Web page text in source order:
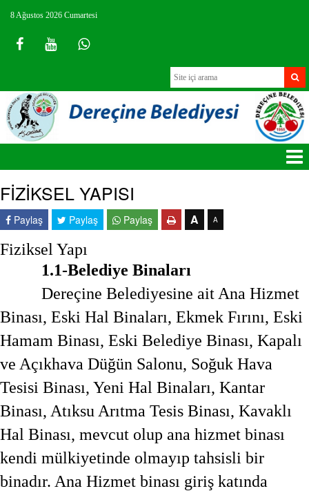
8 Ağustos 2026 Cumartesi
FİZİKSEL YAPISI
Paylaş Paylaş Paylaş A A
Fiziksel Yapı
1.1-Belediye Binaları
Dereçine Belediyesine ait Ana Hizmet
Binası, Eski Hal Binaları, Ekmek Fırını, Eski
Hamam Binası, Eski Belediye Binası, Kapalı
ve Açıkhava Düğün Salonu, Soğuk Hava
Tesisi Binası, Yeni Hal Binaları, Kantar
Binası, Atıksu Arıtma Tesis Binası, Kavaklı
Hal Binası, mevcut olup ana hizmet binası
kendi mülkiyetinde olmayıp tahsisli bir
binadır. Ana Hizmet binası giriş katında